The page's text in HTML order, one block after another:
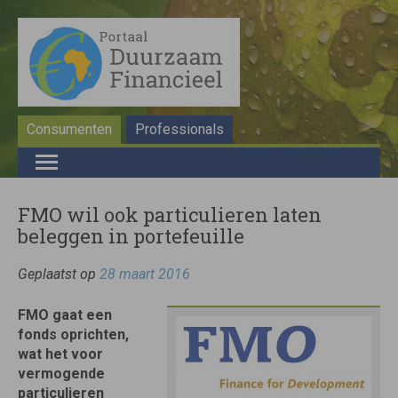
Consumenten Professionals
FMO wil ook particulieren laten
beleggen in portefeuille
Geplaatst op 28 maart 2016
FMO gaat een
fonds oprichten,
wat het voor
vermogende
particulieren